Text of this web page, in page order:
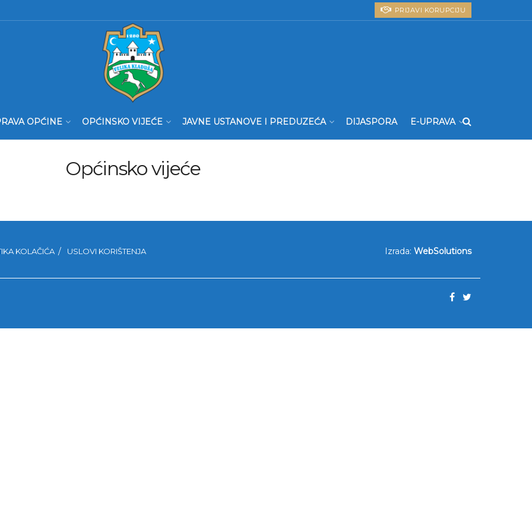
PRIJAVI KORUPCIJU
OPĆINE OPĆINSKO VIJEĆE JAVNE USTANOVE I PREDUZEĆA DIJASPORA E-UPRAVA
Općinsko vijeće
KOLAČIĆA USLOVI KORIŠTENJA Izrada: WebSolutions